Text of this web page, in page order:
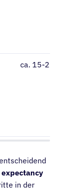
ca. 15-20%
expectancy
in der